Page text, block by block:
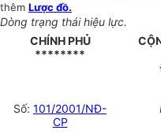
thêm Lược đồ.
Dòng trạng thái hiệu lực.
CHÍNH PHỦ
********
Số: 101/2001/NĐ-
CP